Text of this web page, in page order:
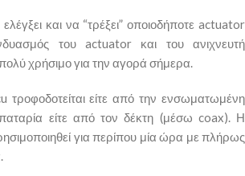
και να “τρέξει” οποιοδήποτε actuator
του actuator και του ανιχνευτή
χρήσιμο για την αγορά σήμερα.
είτε από την ενσωματωμένη
είτε από τον δέκτη (μέσω coax). Η
για περίπου μία ώρα με πλήρως